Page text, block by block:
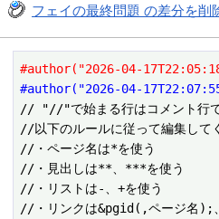
フェイの最終問題 の差分を削
#author("2026-04-
#author("2026-04-